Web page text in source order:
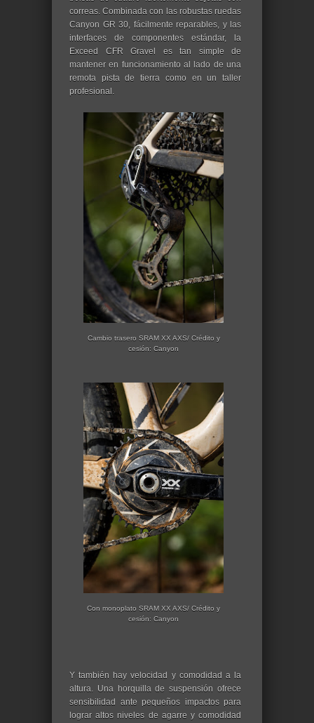
correas. Combinada con las robustas ruedas
Canyon GR 30, fácilmente reparables, y las
interfaces de componentes estándar, la
Exceed CFR Gravel es tan simple de
mantener en funcionamiento al lado de una
remota pista de tierra como en un taller
profesional.
Cambio trasero SRAM XX AXS/ Crédito y
cesión: Canyon
Con monoplato SRAM XX AXS/ Crédito y
cesión: Canyon
Y también hay velocidad y comodidad a la
altura. Una horquilla de suspensión ofrece
sensibilidad ante pequeños impactos para
lograr altos niveles de agarre y comodidad